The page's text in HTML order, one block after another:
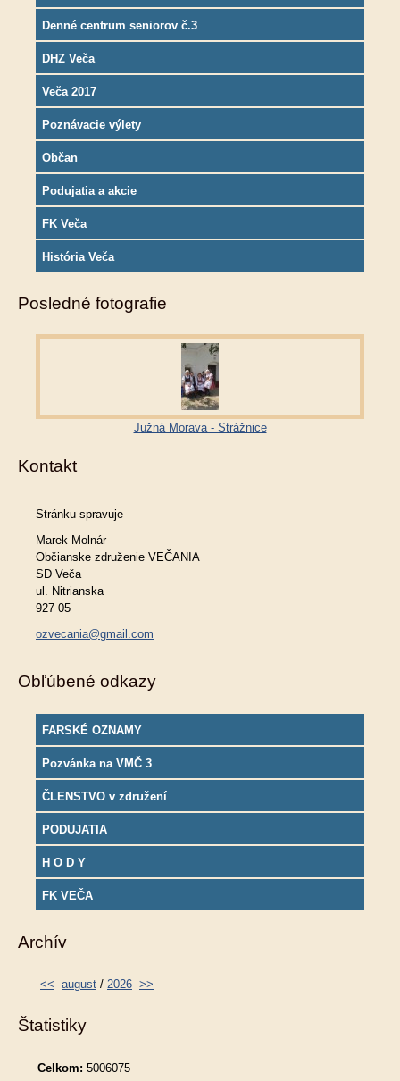
Denné centrum seniorov č.3
DHZ Veča
Veča 2017
Poznávacie výlety
Občan
Podujatia a akcie
FK Veča
História Veča
Posledné fotografie
Južná Morava - Strážnice
Kontakt
Stránku spravuje
Marek Molnár
Občianske združenie VEČANIA
SD Veča
ul. Nitrianska
927 05
ozvecania@gmail.com
Obľúbené odkazy
FARSKÉ OZNAMY
Pozvánka na VMČ 3
ČLENSTVO v združení
PODUJATIA
H O D Y
FK VEČA
Archív
<< august / 2026 >>
Štatistiky
Celkom: 5006075